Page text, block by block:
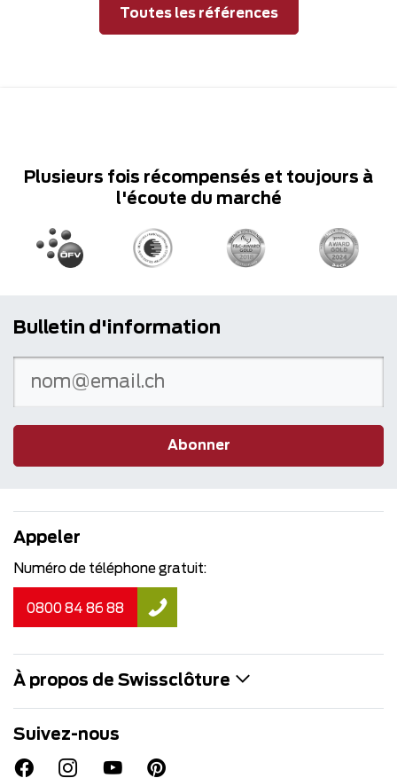
Toutes les références
Plusieurs fois récompensés et toujours à
l'écoute du marché
Bulletin d'information
Abonner
Appeler
Numéro de téléphone gratuit:
0800 84 86 88
À propos de Swissclôture
Suivez-nous